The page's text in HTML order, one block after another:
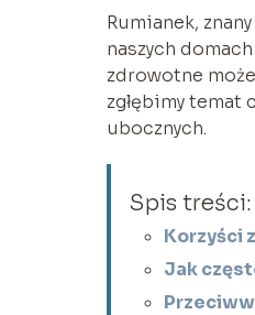
Rumianek,
naszych
zdrowotne
zgłębimy
ubocznych.
Spis treści:
Korzyści
Jak